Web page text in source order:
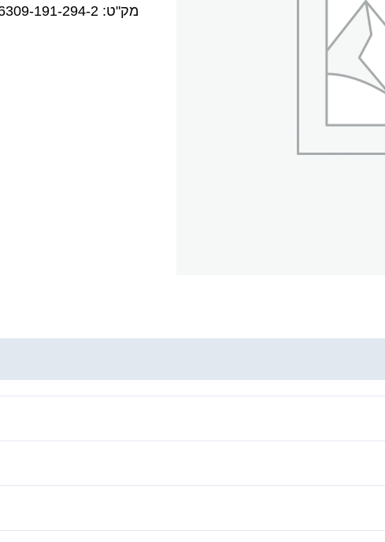
מק"ט: 191-294-2